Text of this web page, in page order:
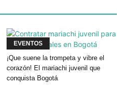
EVENTOS
¡Que suene la trompeta y vibre el
corazón! El mariachi juvenil que
conquista Bogotá